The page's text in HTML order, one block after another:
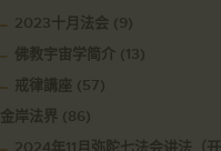
2023十月法会 (9)
佛教宇宙学简介 (13)
戒律講座 (57)
金岸法界 (86)
2024年11月弥陀七法会讲法（开